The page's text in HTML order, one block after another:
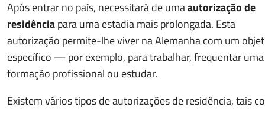
Após entrar no país, necessitará de umaautorização de
residênciapara uma estadia mais prolongada. Esta
autorização permite-lhe viver na Alemanha com um
específico — por exemplo, para trabalhar, frequentar uma
formação profissional ou estudar.
Existem vários tipos de autorizações de residência, tais